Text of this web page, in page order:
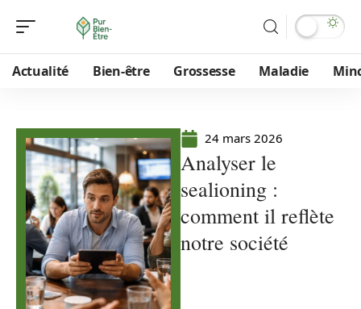
Actualité Bien-être Grossesse Maladie
24 mars 2026
Analyser le
sealioning :
comment il reflète
notre société